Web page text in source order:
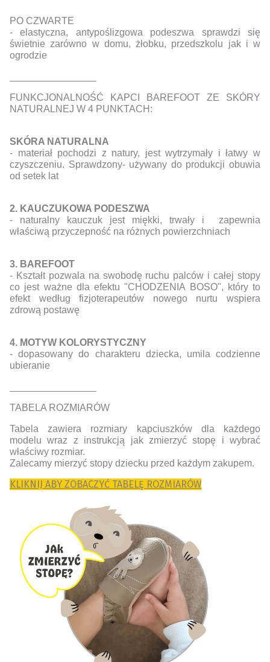
PO CZWARTE
- elastyczna, antypoślizgowa podeszwa sprawdzi się
świetnie zarówno w domu, żłobku, przedszkolu jak i w
ogrodzie
FUNKCJONALNOŚĆ KAPCI BAREFOOT ZE SKÓRY
NATURALNEJ W 4 PUNKTACH:
SKÓRA NATURALNA
- materiał pochodzi z natury, jest wytrzymały i łatwy w
czyszczeniu. Sprawdzony- używany do produkcji obuwia
od setek lat
2. KAUCZUKOWA PODESZWA
- naturalny kauczuk jest miękki, trwały i zapewnia
właściwą przyczepność na różnych powierzchniach
3. BAREFOOT
- Kształt pozwala na swobodę ruchu palców i całej stopy
co jest ważne dla efektu "CHODZENIA BOSO", który to
efekt według fizjoterapeutów nowego nurtu wspiera
zdrową postawę
4. MOTYW KOLORYSTYCZNY
- dopasowany do charakteru dziecka, umila codzienne
ubieranie
TABELA ROZMIARÓW
Tabela zawiera rozmiary kapciuszków dla każdego
modelu wraz z instrukcją jak zmierzyć stopę i wybrać
właściwy rozmiar.
Zalecamy mierzyć stopy dziecku przed każdym zakupem.
KLIKNIJ ABY ZOBACZYĆ TABELĘ ROZMIARÓW